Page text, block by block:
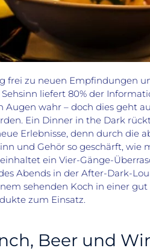
frei zu neuen Empfindungen
liefert 80% der
wahr – doch dies geht
Ein Dinner in the Dark
Erlebnisse, denn durch die
und Gehör so geschärft, wie
ein Vier-Gänge-
Abends in der After-Dark-
sehenden Koch in einer
zum Einsatz.
Beer und